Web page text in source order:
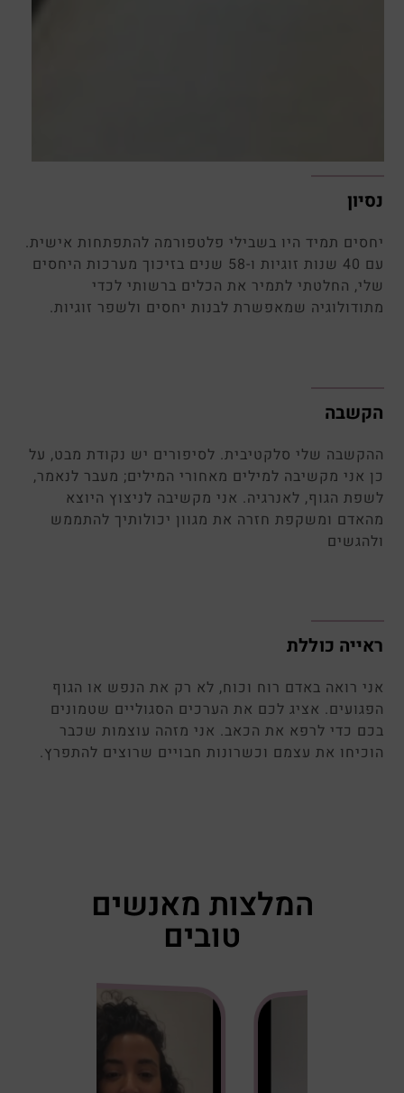
תמיד היו בשבילי פלטפורמה להתפתחות אישית.
עם 40 שנות זוגיות ו-58 שנים בזיכוך מערכות היחסים
לתמיר את הכלים ברשותי לכדי
שמאפשרת לבנות יחסים ולשפר זוגיות.
שלי סלקטיבית. לסיפורים יש נקודת מבט, על
מקשיבה למילים מאחורי המילים; מעבר לנאמר,
הגוף, לאנרגיה. אני מקשיבה לניצוץ היוצא
ומשקפת חזרה את מגוון יכולותיך להתממש
כוללת
באדם רוח וכוח, לא רק את הנפש או הגוף
אציג לכם את הערכים הסגוליים שטמונים
לרפא את הכאב. אני מזהה עוצמות שכבר
את עצמם וכשרונות חבויים שרוצים להתפרץ.
המלצות מאנשים
טובים